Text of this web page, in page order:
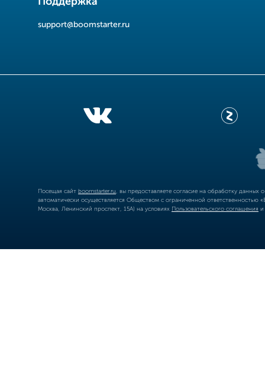
support@boomstarter.ru
Посещая сайт boomstarter.ru , вы предоставляете согласие на обработку
автоматически осуществляется Обществом с ограниченной
Москва, Ленинский проспект, 15А) на условиях Пользовательского соглашения и